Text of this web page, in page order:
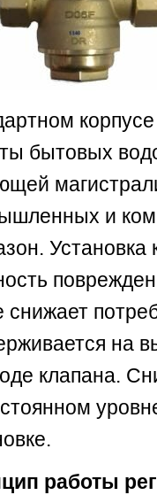
бытовых
и
снижает
на
клапана.
работы